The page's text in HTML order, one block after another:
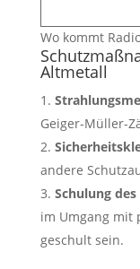
Wo kommt
Altmetall
Geiger-Müller-
andere
Schulung
im Umgang mit
geschult sein.